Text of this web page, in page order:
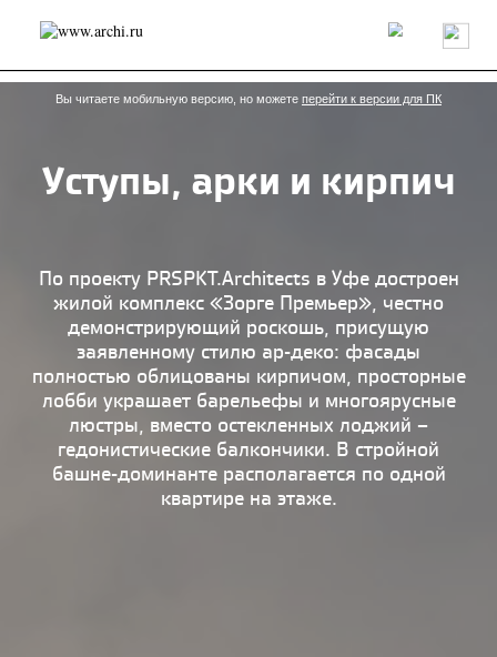
Россия Мир Технологии Интерьер Пресса
Архитекторы
Проекты
Конкурсы События Книги Вакансии
send.project Анонсы конкурсов
Блог
Интервью
Дизайн
Иностранцы в России
Интерьер
Книги
Наследие Образование
Урбанистика
Вы читаете мобильную версию, но можете перейти к версии для ПК
Уступы, арки и кирпич
По проекту PRSPKT.Architects в Уфе достроен
жилой комплекс «Зорге Премьер», честно
демонстрирующий роскошь, присущую
заявленному стилю ар-деко: фасады
полностью облицованы кирпичом, просторные
лобби украшает барельефы и многоярусные
люстры, вместо остекленных лоджий –
гедонистические балкончики. В стройной
башне-доминанте располагается по одной
квартире на этаже.